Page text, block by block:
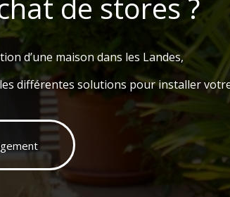
de stores ?
d’une maison dans les Landes,
différentes solutions pour installer